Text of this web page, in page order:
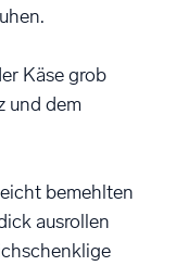
Käse grob
und dem
bemehlten
ausrollen